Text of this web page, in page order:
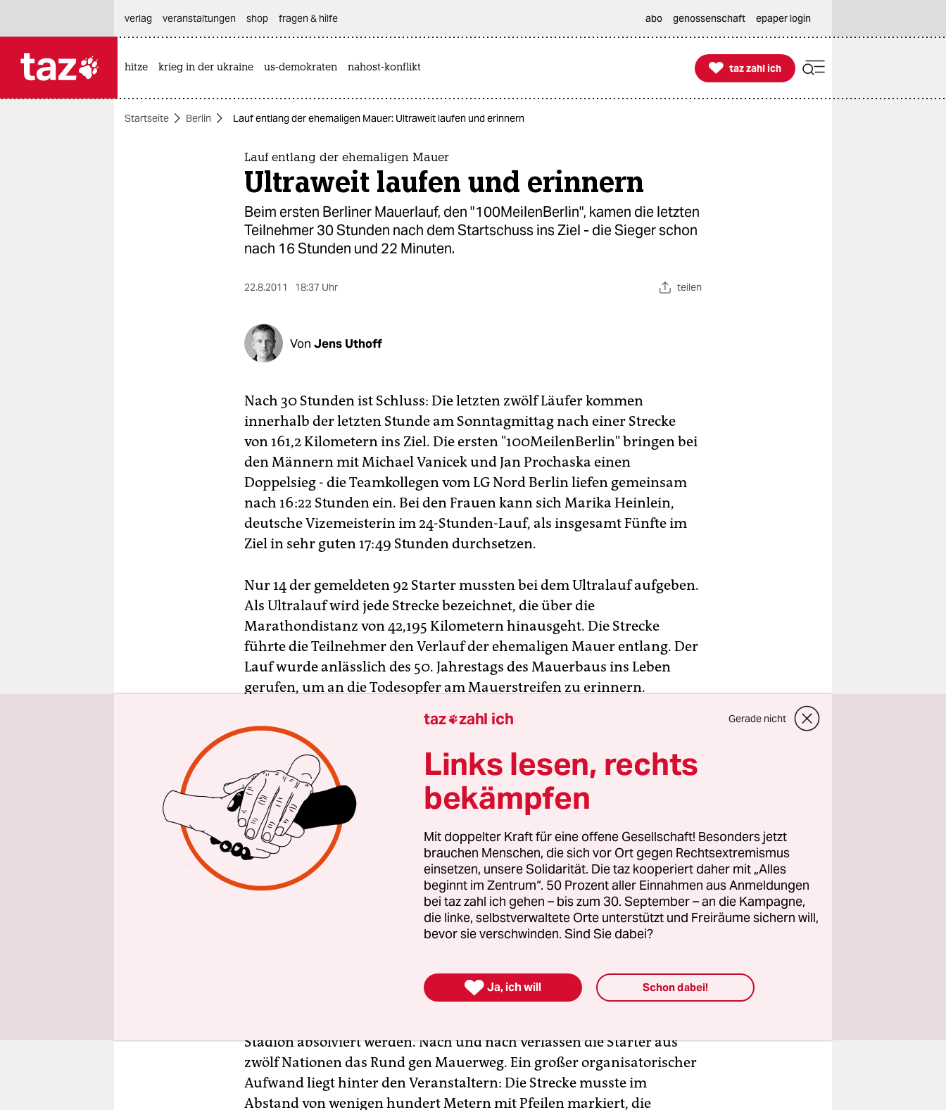
themen
verlag
veranstaltungen shop fragen & hilfe abo genossenschaft epaper login
hitze krieg in der ukraine us-demokraten nahost-konflikt 
taz zahl ich
taz zahl ich
Startseite Berlin Lauf entlang der ehemaligen Mauer: Ultraweit laufen und erinnern
Lauf entlang der ehemaligen Mauer
Ultraweit laufen und erinnern
Beim ersten Berliner Mauerlauf, den "100MeilenBerlin", kamen die letzten
Teilnehmer 30 Stunden nach dem Startschuss ins Ziel - die Sieger schon
nach 16 Stunden und 22 Minuten.
22.8.2011 18:37 Uhr teilen
Von Jens Uthoff
Nach 30 Stunden ist Schluss: Die letzten zwölf Läufer kommen
innerhalb der letzten Stunde am Sonntagmittag nach einer Strecke
von 161,2 Kilometern ins Ziel. Die ersten "100MeilenBerlin" bringen bei
den Männern mit Michael Vanicek und Jan Prochaska einen
Doppelsieg - die Teamkollegen vom LG Nord Berlin liefen gemeinsam
nach 16:22 Stunden ein. Bei den Frauen kann sich Marika Heinlein,
deutsche Vizemeisterin im 24-Stunden-Lauf, als insgesamt Fünfte im
Ziel in sehr guten 17:49 Stunden durchsetzen.
Nur 14 der gemeldeten 92 Starter mussten bei dem Ultralauf aufgeben.
Als Ultralauf wird jede Strecke bezeichnet, die über die
Marathondistanz von 42,195 Kilometern hinausgeht. Die Strecke
führte die Teilnehmer den Verlauf der ehemaligen Mauer entlang. Der
Lauf wurde anlässlich des 50. Jahrestags des Mauerbaus ins Leben
gerufen, um an die Todesopfer am Mauerstreifen zu erinnern.
Am Sportplatz in der Lobeckstraße gehen die Teilnehmer am Samstag
um 6 Uhr morgens an den Start. Veranstalter Alexander von Uleniecki
Stadion absolviert werden. Nach und nach verlassen die Starter aus
zwölf Nationen das Rund gen Mauerweg. Ein großer organisatorischer
Aufwand liegt hinter den Veranstaltern: Die Strecke musste im
Abstand von wenigen hundert Metern mit Pfeilen markiert, die
taz zahl ich Gerade nicht
Links lesen, rechts
bekämpfen
Mit doppelter Kraft für eine offene Gesellschaft! Besonders jetzt
brauchen Menschen, die sich vor Ort gegen Rechtsextremismus
einsetzen, unsere Solidarität. Die taz kooperiert daher mit „Alles
beginnt im Zentrum“. 50 Prozent aller Einnahmen aus Anmeldungen
bei taz zahl ich gehen – bis zum 30. September – an die Kampagne,
die linke, selbstverwaltete Orte unterstützt und Freiräume sichern will,
bevor sie verschwinden. Sind Sie dabei?
 Ja, ich will Schon dabei!